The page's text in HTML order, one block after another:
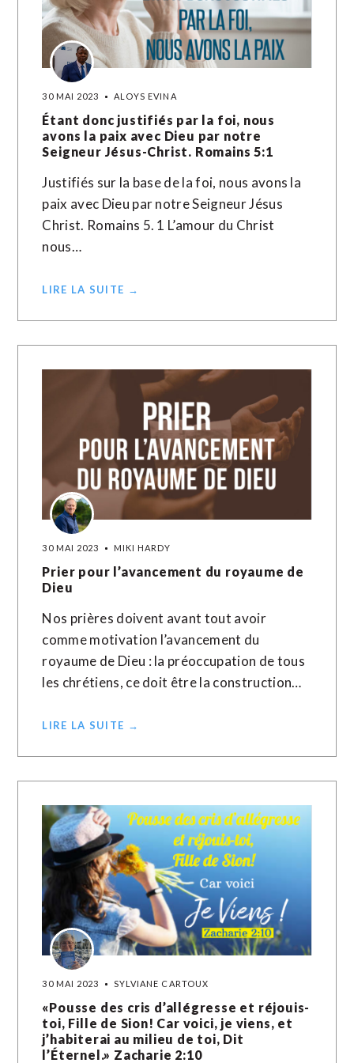
30 MAI 2023 ALOYS EVINA
Étant donc justifiés par la foi, nous
avons la paix avec Dieu par notre
Seigneur Jésus-Christ. Romains 5:1
Justifiés sur la base de la foi, nous avons la
paix avec Dieu par notre Seigneur Jésus
Christ. Romains 5. 1 L’amour du Christ
nous…
LIRE LA SUITE →
30 MAI 2023 MIKI HARDY
Prier pour l’avancement du royaume de
Dieu
Nos prières doivent avant tout avoir
comme motivation l’avancement du
royaume de Dieu : la préoccupation de tous
les chrétiens, ce doit être la construction…
LIRE LA SUITE →
30 MAI 2023 SYLVIANE CARTOUX
«Pousse des cris d’allégresse et réjouis-
toi, Fille de Sion! Car voici, je viens, et
j’habiterai au milieu de toi, Dit
l’Éternel.» Zacharie‬ ‭2‬:‭10‬ ‭